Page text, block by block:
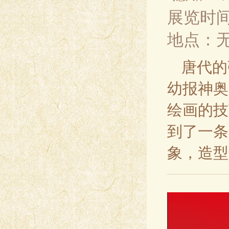
展览时
地点：
唐代
幼报神
绘画的
到了一
象，造